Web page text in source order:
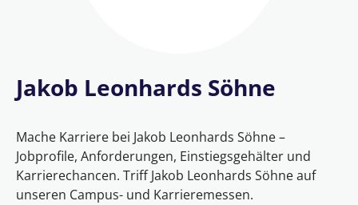
Jakob Leonhards Söhne
Mache Karriere bei Jakob Leonhards Söhne –
Jobprofile, Anforderungen, Einstiegsgehälter und
Karrierechancen. Triff Jakob Leonhards Söhne auf
unseren Campus- und Karrieremessen.